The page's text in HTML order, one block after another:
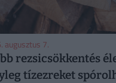
augusztus 7.
rezsicsökkentés
tízezreket